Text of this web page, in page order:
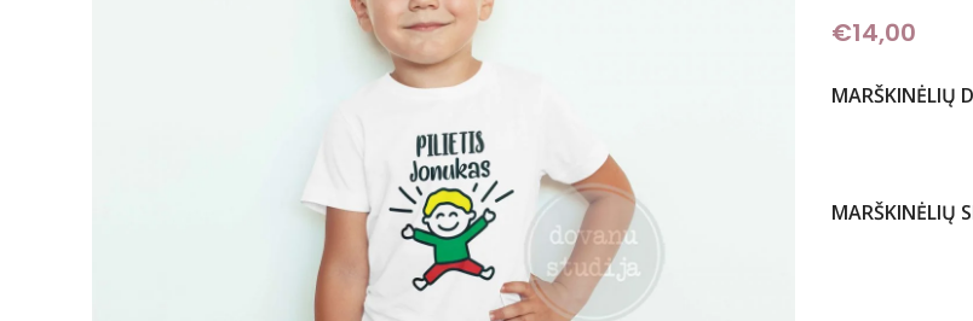
€14,00
MARŠKINĖLIŲ
MARŠKINĖLIŲ